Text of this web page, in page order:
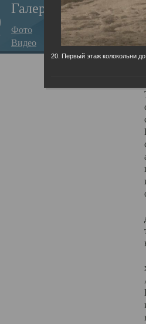
Галерея
Фото
Видео
20. Первый этаж колокольни до